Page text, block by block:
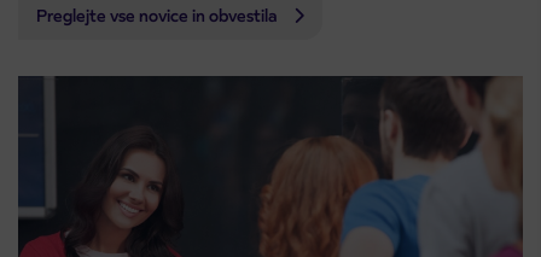
Preglejte vse novice in obvestila